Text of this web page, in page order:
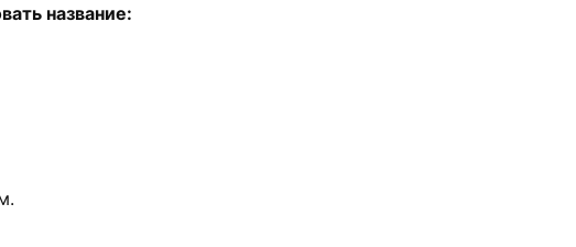
название: